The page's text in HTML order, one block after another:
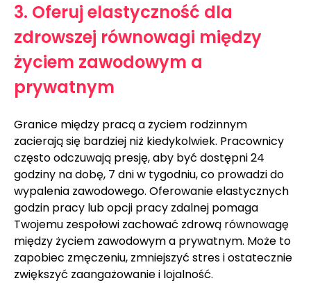
3. Oferuj elastyczność dla
zdrowszej równowagi między
życiem zawodowym a
prywatnym
Granice między pracą a życiem rodzinnym
zacierają się bardziej niż kiedykolwiek. Pracownicy
często odczuwają presję, aby być dostępni 24
godziny na dobę, 7 dni w tygodniu, co prowadzi do
wypalenia zawodowego. Oferowanie elastycznych
godzin pracy lub opcji pracy zdalnej pomaga
Twojemu zespołowi zachować zdrową równowagę
między życiem zawodowym a prywatnym. Może to
zapobiec zmęczeniu, zmniejszyć stres i ostatecznie
zwiększyć zaangażowanie i lojalność.